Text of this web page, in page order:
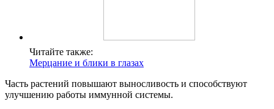
Читайте также:
Мерцание и блики в глазах
Часть растений повышают выносливость и способствуют
улучшению работы иммунной системы.